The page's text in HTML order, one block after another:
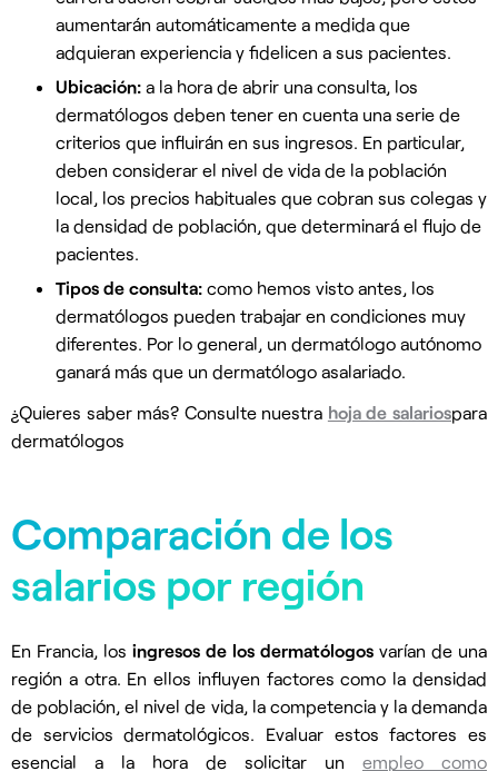
aumentarán automáticamente a medida que
adquieran experiencia y fidelicen a sus pacientes.
Ubicación: a la hora de abrir una consulta, los
dermatólogos deben tener en cuenta una serie de
criterios que influirán en sus ingresos. En particular,
deben considerar el nivel de vida de la población
local, los precios habituales que cobran sus colegas y
la densidad de población, que determinará el flujo de
pacientes.
Tipos de consulta: como hemos visto antes, los
dermatólogos pueden trabajar en condiciones muy
diferentes. Por lo general, un dermatólogo autónomo
ganará más que un dermatólogo asalariado.
¿Quieres saber más? Consulte nuestra hoja de salariospara
dermatólogos
Comparación de los
salarios por región
En Francia, los ingresos de los dermatólogos varían de una
región a otra. En ellos influyen factores como la densidad
de población, el nivel de vida, la competencia y la demanda
de servicios dermatológicos. Evaluar estos factores es
esencial a la hora de solicitar un empleo como